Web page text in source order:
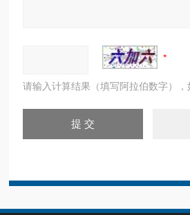
请输入计算结果（填写阿拉伯数字），